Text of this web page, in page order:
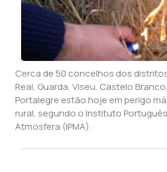
Cerca de 50 concelhos dos
Real, Guarda, Viseu, Castelo
Portalegre estão hoje em perigo
rural, segundo o Instituto
Atmosfera (IPMA).